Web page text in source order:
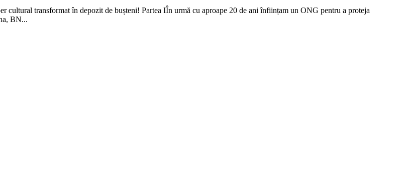
transformat în depozit de bușteni! Partea IÎn urmă cu aproape 20 de ani înființam un ONG pentru a proteja
BN...